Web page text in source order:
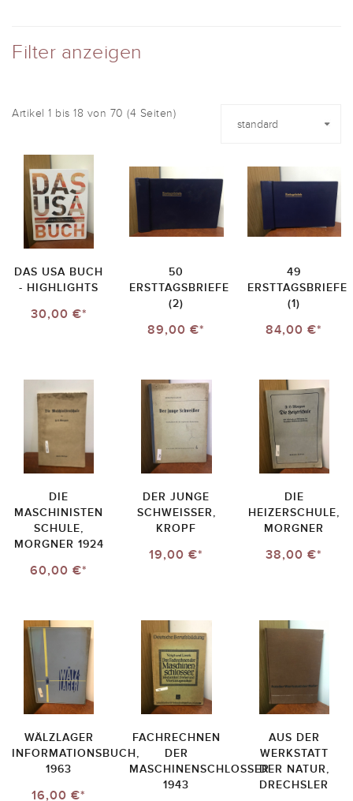
Filter anzeigen
Artikel 1 bis 18 von 70 (4 Seiten)
DAS USA BUCH
- HIGHLIGHTS
30,00 €*
50
ERSTTAGSBRIEFE
(2)
89,00 €*
49
ERSTTAGSBRIEFE
(1)
84,00 €*
DIE
MASCHINISTEN
SCHULE,
MORGNER 1924
60,00 €*
DER JUNGE
SCHWEISSER, K
ROPF
19,00 €*
DIE
HEIZERSCHULE,
MORGNER
38,00 €*
WÄLZLAGER
INFORMATIONSBUCH,
1963
16,00 €*
FACHRECHNEN
DER
MASCHINENSCHLOSSER
1943
AUS DER
WERKSTATT
DER NATUR,
DRECHSLER